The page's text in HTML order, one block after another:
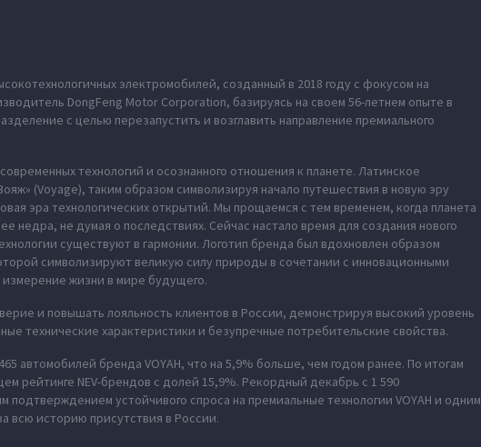
электромобилей, созданный в 2018 году с фокусом на
DongFeng Motor Corporation, базируясь на своем 56-летнем опыте в
с целью перезапустить и возглавить направление премиального
технологий и осознанного отношения к планете. Латинское
(Voyage), таким образом символизируя начало путешествия в новую эру
эра технологических открытий. Мы прощаемся с тем временем, когда планета
недра, не думая о последствиях. Сейчас настало время для создания нового
существуют в гармонии. Логотип бренда был вдохновлен образом
символизируют великую силу природы в сочетании с инновационными
жизни в мире будущего.
и повышать лояльность клиентов в России, демонстрируя высокий уровень
технические характеристики и безупречные потребительские свойства.
автомобилей бренда VOYAH, что на 5,9% больше, чем годом ранее. По итогам
рейтинге NEV-брендов с долей 15,9%. Рекордный декабрь с 1 590
подтверждением устойчивого спроса на премиальные технологии VOYAH и одним
всю историю присутствия в России.